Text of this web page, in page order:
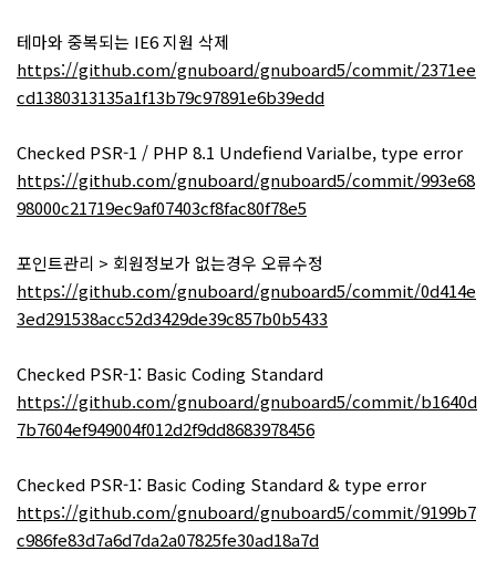
테마와 중복되는 IE6 지원 삭제
https://github.com/gnuboard/gnuboard5/commit/2371ee
cd1380313135a1f13b79c97891e6b39edd
Checked PSR-1 / PHP 8.1 Undefiend Varialbe, type error
https://github.com/gnuboard/gnuboard5/commit/993e68
98000c21719ec9af07403cf8fac80f78e5
포인트관리 > 회원정보가 없는경우 오류수정
https://github.com/gnuboard/gnuboard5/commit/0d414e
3ed291538acc52d3429de39c857b0b5433
Checked PSR-1: Basic Coding Standard
https://github.com/gnuboard/gnuboard5/commit/b1640d
7b7604ef949004f012d2f9dd8683978456
Checked PSR-1: Basic Coding Standard & type error
https://github.com/gnuboard/gnuboard5/commit/9199b7
c986fe83d7a6d7da2a07825fe30ad18a7d